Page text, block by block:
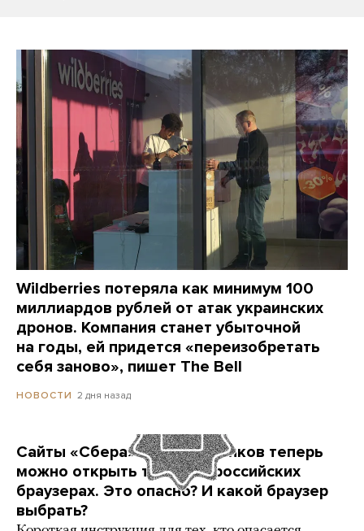
Wildberries потеряла как минимум 100
миллиардов рублей от атак украинских
дронов. Компания станет убыточной
на годы, ей придется «переизобретать
себя заново», пишет The Bell
НОВОСТИ 2 дня назад
Сайты «Сбера» и других банков теперь
можно открыть только в российских
браузерах. Это опасно? И какой браузер
выбрать?